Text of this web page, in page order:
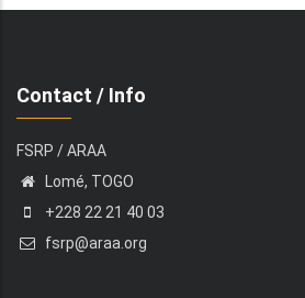
Contact / Info
FSRP / ARAA
Lomé, TOGO
+228 22 21 40 03
fsrp@araa.org